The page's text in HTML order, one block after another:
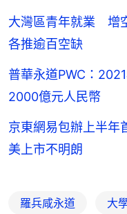
大灣區青年就業 增
各推逾百空缺
普華永道PWC：
2000億元人民幣
京東網易包辦上半
美上市不明朗
羅兵咸永道 大